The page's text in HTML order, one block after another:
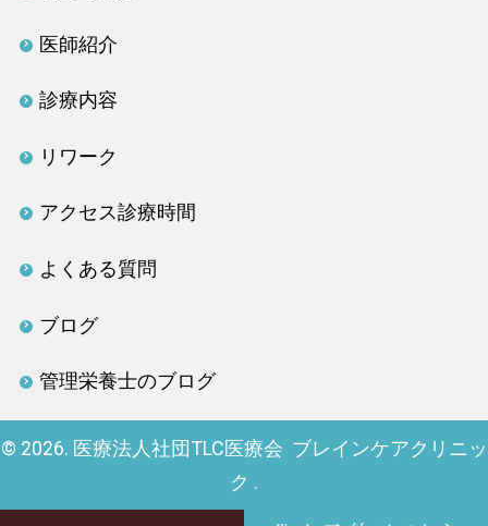
医師紹介
診療内容
リワーク
アクセス診療時間
よくある質問
ブログ
管理栄養士のブログ
© 2026. 医療法人社団TLC医療会 ブレインケアクリニッ
ク .